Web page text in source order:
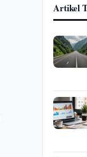
Artikel